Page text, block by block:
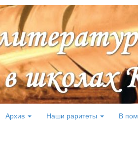
Архив Наши раритеты В